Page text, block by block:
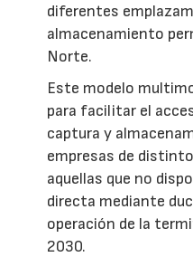
diferentes
almacenamiento
Norte.
Este modelo
para facilitar el
captura y
empresas de
aquellas que no
directa mediante
operación de la
2030.